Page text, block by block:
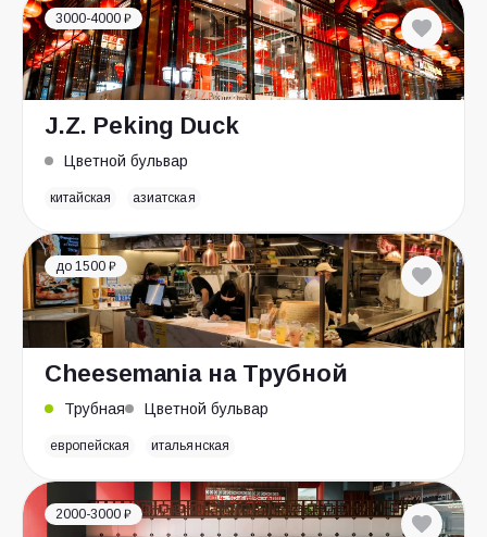
3000-4000 ₽
J.Z. Peking Duck
Цветной бульвар
китайская азиатская
до 1500 ₽
Cheesemania на Трубной
Трубная Цветной бульвар
европейская итальянская
2000-3000 ₽